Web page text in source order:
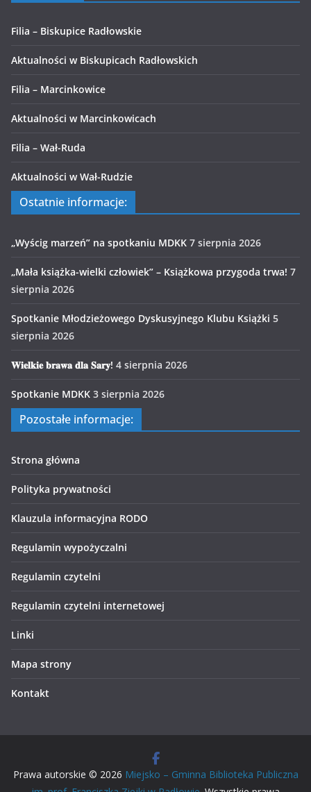
Filia – Biskupice Radłowskie
Aktualności w Biskupicach Radłowskich
Filia – Marcinkowice
Aktualności w Marcinkowicach
Filia – Wał-Ruda
Aktualności w Wał-Rudzie
Ostatnie informacje:
„Wyścig marzeń” na spotkaniu MDKK 7 sierpnia 2026
„Mała książka-wielki człowiek” – Książkowa przygoda trwa! 7
sierpnia 2026
Spotkanie Młodzieżowego Dyskusyjnego Klubu Książki 5
sierpnia 2026
𝐖𝐢𝐞𝐥𝐤𝐢𝐞 𝐛𝐫𝐚𝐰𝐚 𝐝𝐥𝐚 𝐒𝐚𝐫𝐲! 4 sierpnia 2026
Spotkanie MDKK 3 sierpnia 2026
Pozostałe informacje:
Strona główna
Polityka prywatności
Klauzula informacyjna RODO
Regulamin wypożyczalni
Regulamin czytelni
Regulamin czytelni internetowej
Linki
Mapa strony
Kontakt
Prawa autorskie © 2026 Miejsko – Gminna Biblioteka Publiczna